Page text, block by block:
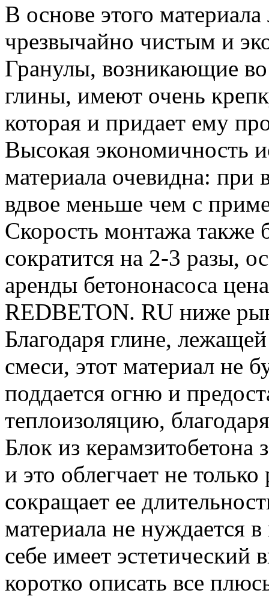
В основе этого
чрезвычайно чистым и
Гранулы, возникающие
глины, имеют очень
которая и придает ему
Высокая экономичность
материала очевидна: при
вдвое меньше чем с
Скорость монтажа также
сократится на 2-3 разы,
аренды бетононасоса
REDBETON. RU ниже
Благодаря глине,
смеси, этот материал не
поддается огню и
теплоизоляцию,
Блок из
и это облегчает не
сокращает ее
материала не нуждается
себе имеет
коротко описать все